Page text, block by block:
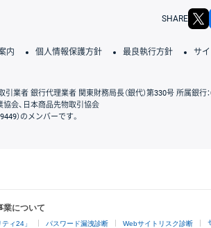
SHARE
内 個人情報保護方針 最良執行方針 サ
業者 銀行代理業者 関東財務局長（銀代）第330号 所属銀
協会、日本商品先物取引協会
）のメンバーです。
業について
ィ24」 パスワード漏洩診断 Webサイトリスク診断